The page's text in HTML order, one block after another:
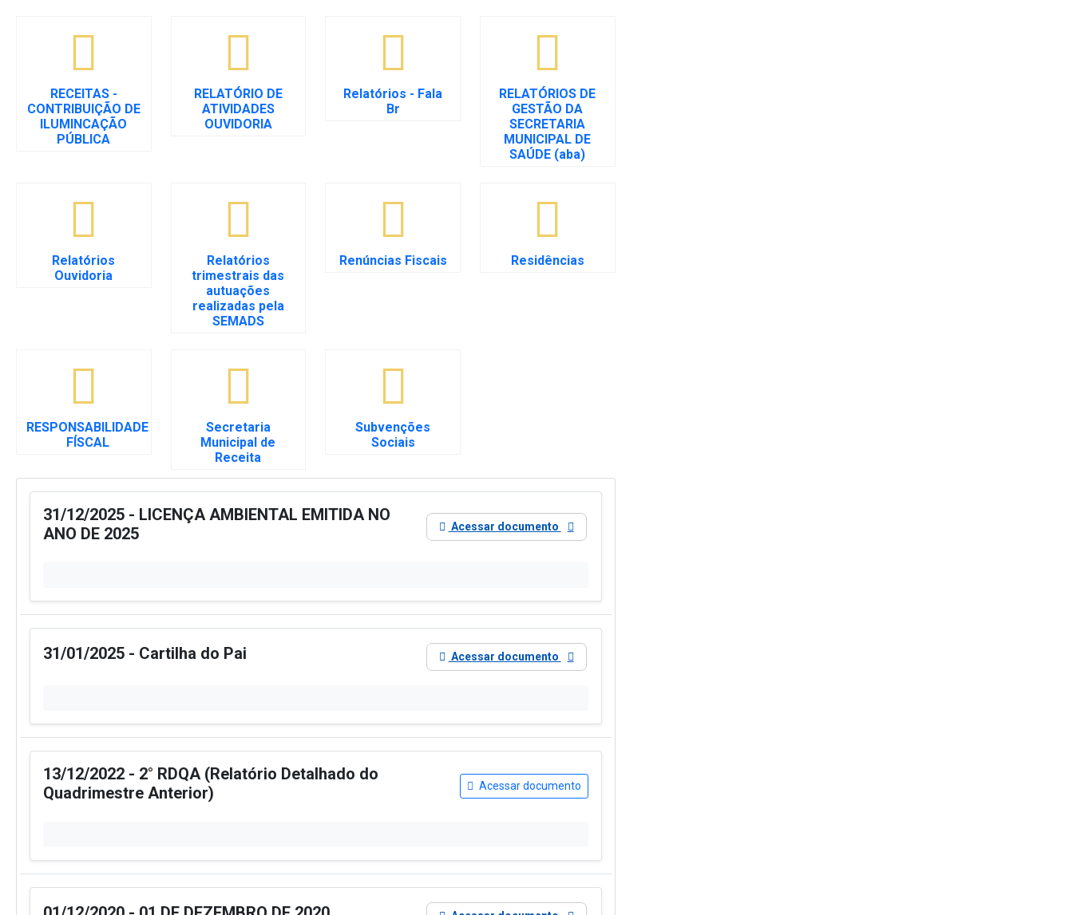
RECEITAS -
CONTRIBUIÇÃO DE
ILUMINCAÇÃO
PÚBLICA
RELATÓRIO DE
ATIVIDADES
OUVIDORIA
Relatórios - Fala
Br
RELATÓRIOS DE
GESTÃO DA
SECRETARIA
MUNICIPAL DE
SAÚDE (aba)
Relatórios
Ouvidoria
Relatórios
trimestrais das
autuações
realizadas pela
SEMADS
Renúncias Fiscais Residências
RESPONSABILIDADE
FÍSCAL
Secretaria
Municipal de
Receita
Subvenções
Sociais
31/12/2025 - LICENÇA AMBIENTAL EMITIDA NO
ANO DE 2025
Acessar documento
31/01/2025 - Cartilha do Pai Acessar documento
13/12/2022 - 2° RDQA (Relatório Detalhado do
Quadrimestre Anterior)
Acessar documento